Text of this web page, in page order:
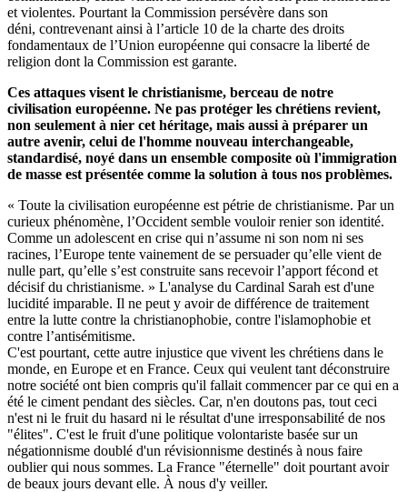
et violentes. Pourtant la Commission persévère dans son
déni, contrevenant ainsi à l’article 10 de la charte des droits
fondamentaux de l’Union européenne qui consacre la liberté de
religion dont la Commission est garante.
Ces attaques visent le christianisme, berceau de notre
civilisation européenne. Ne pas protéger les chrétiens revient,
non seulement à nier cet héritage, mais aussi à préparer un
autre avenir, celui de l'homme nouveau interchangeable,
standardisé, noyé dans un ensemble composite où l'immigration
de masse est présentée comme la solution à tous nos problèmes.
« Toute la civilisation européenne est pétrie de christianisme. Par un
curieux phénomène, l’Occident semble vouloir renier son identité.
Comme un adolescent en crise qui n’assume ni son nom ni ses
racines, l’Europe tente vainement de se persuader qu’elle vient de
nulle part, qu’elle s’est construite sans recevoir l’apport fécond et
décisif du christianisme. » L'analyse du Cardinal Sarah est d'une
lucidité imparable. Il ne peut y avoir de différence de traitement
entre la lutte contre la christianophobie, contre l'islamophobie et
contre l’antisémitisme.
C'est pourtant, cette autre injustice que vivent les chrétiens dans le
monde, en Europe et en France. Ceux qui veulent tant déconstruire
notre société ont bien compris qu'il fallait commencer par ce qui en a
été le ciment pendant des siècles. Car, n'en doutons pas, tout ceci
n'est ni le fruit du hasard ni le résultat d'une irresponsabilité de nos
"élites". C'est le fruit d'une politique volontariste basée sur un
négationnisme doublé d'un révisionnisme destinés à nous faire
oublier qui nous sommes. La France "éternelle" doit pourtant avoir
de beaux jours devant elle. À nous d'y veiller.